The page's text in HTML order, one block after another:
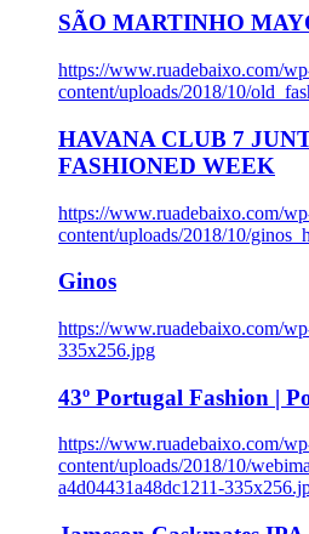
SÃO MARTINHO
https://www.ruadebaixo.com/
content/uploads/2018/10/
HAVANA CLUB 7
FASHIONED WEEK
https://www.ruadebaixo.com/
content/uploads/2018/10/
Ginos
https://www.ruadebaixo.com/
335x256.jpg
43º Portugal Fashion |
https://www.ruadebaixo.com/
content/uploads/2018/10/
a4d04431a48dc1211-